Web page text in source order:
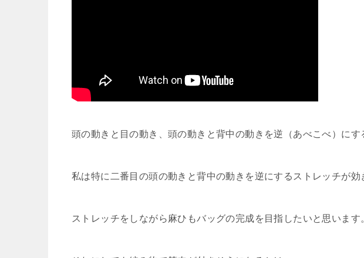
頭の動きと目の動き、頭の動きと背中の動きを逆（あべこべ）にす
私は特に二番目の頭の動きと背中の動きを逆にするストレッチが効
ストレッチをしながら麻ひもバッグの完成を目指したいと思います